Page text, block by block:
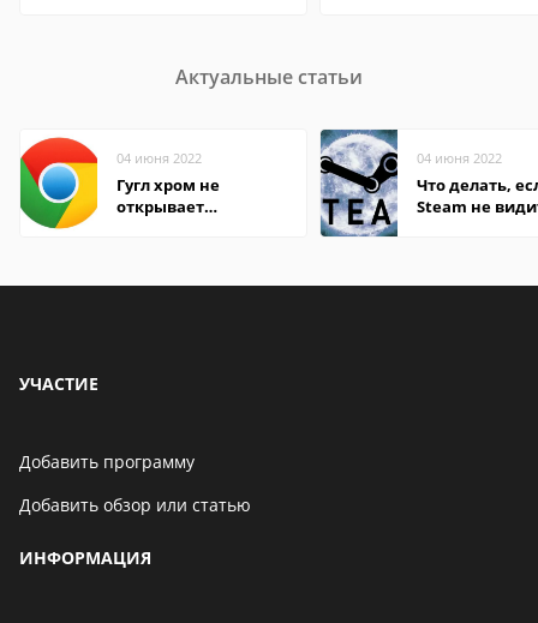
Актуальные статьи
04 июня 2022
Гугл хром не
открывает
04 июня 2022
Что делать,
Steam не
УЧАСТИЕ
Добавить программу
Добавить обзор или статью
ИНФОРМАЦИЯ